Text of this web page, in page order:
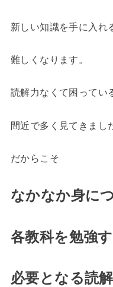
新しい知識を手に入れ
難しくなります。
読解力なくて困ってい
間近で多く見てきまし
だからこそ
なかなか身に
各教科を勉強
必要となる読